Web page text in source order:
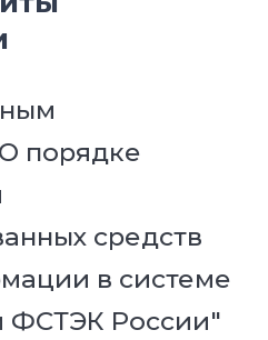
порядке
средств
в системе
ФСТЭК России"